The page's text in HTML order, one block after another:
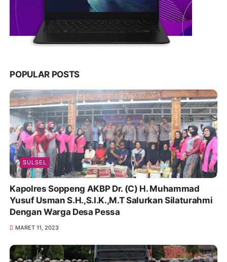
POPULAR POSTS
SULSEL
Kapolres Soppeng AKBP Dr. (C) H. Muhammad
Yusuf Usman S.H.,S.I.K.,M.T Salurkan Silaturahmi
Dengan Warga Desa Pessa
MARET 11, 2023